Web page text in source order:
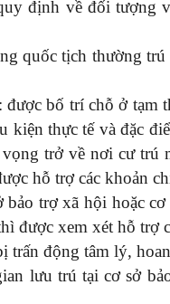
định về đối tượng
quốc tịch thường
bố trí chỗ ở tạm
kiện thực tế và đặc
trở về nơi cư trú
hỗ trợ các khoản
trợ xã hội hoặc cơ
được xem xét hỗ trợ
động tâm lý,
lưu trú tại cơ sở